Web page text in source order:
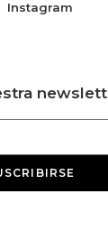
Instagram